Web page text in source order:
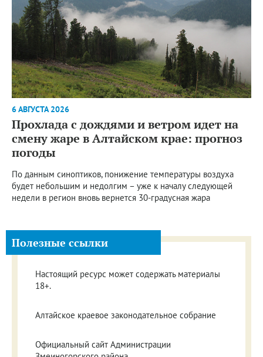
6 АВГУСТА 2026
Прохлада с дождями и ветром идет на
смену жаре в Алтайском крае: прогноз
погоды
По данным синоптиков, понижение температуры воздуха
будет небольшим и недолгим – уже к началу следующей
недели в регион вновь вернется 30-градусная жара
Полезные ссылки
Настоящий ресурс может содержать материалы
18+.
Алтайское краевое законодательное собрание
Официальный сайт Администрации